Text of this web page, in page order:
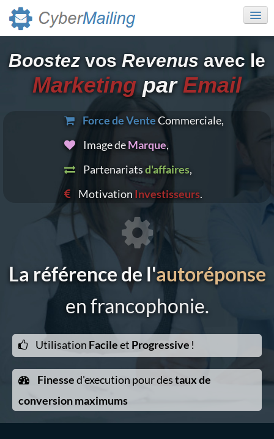
Fonctions
Boostez vos Revenus avec le
Marketing par Email
Force de VenteCommerciale,
Image deMarque,
Partenariatsd'affaires,
Motivation Investisseurs.
La référence de l'autoréponse
en francophonie.
Utilisation Facileet Progressive !
Finessed'execution pour destaux de
conversion maximums